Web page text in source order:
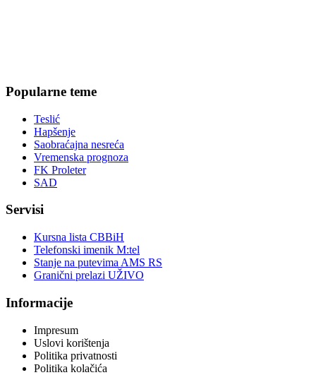
Popularne teme
Teslić
Hapšenje
Saobraćajna nesreća
Vremenska prognoza
FK Proleter
SAD
Servisi
Kursna lista CBBiH
Telefonski imenik M:tel
Stanje na putevima AMS RS
Granični prelazi UŽIVO
Informacije
Impresum
Uslovi korištenja
Politika privatnosti
Politika kolačića